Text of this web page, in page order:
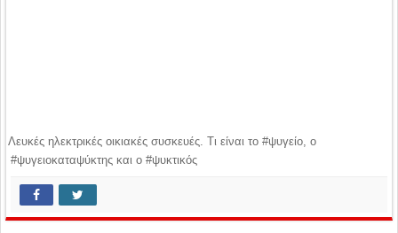
Λευκές ηλεκτρικές οικιακές συσκευές. Τι είναι το #ψυγείο, ο
#ψυγειοκαταψύκτης και o #ψυκτικός